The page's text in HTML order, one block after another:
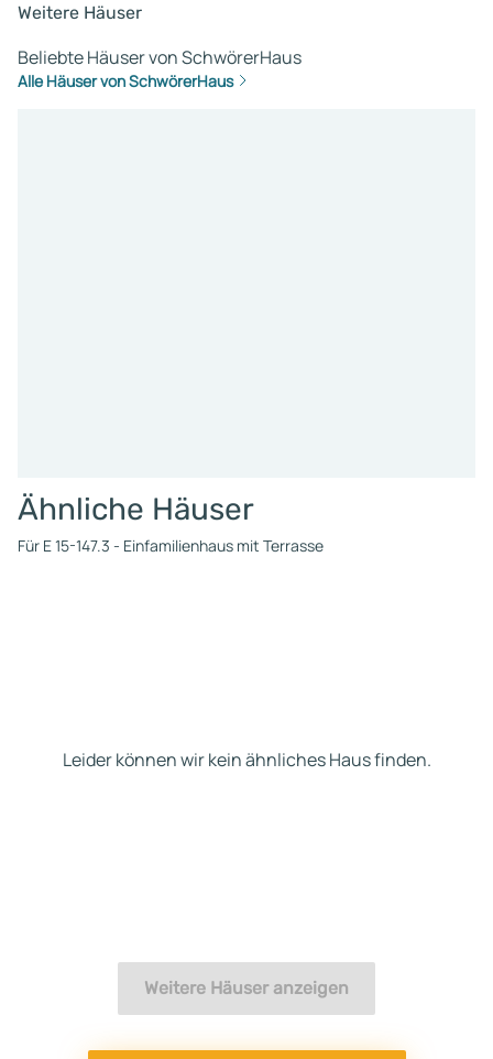
Weitere Häuser
Beliebte Häuser von SchwörerHaus
Alle Häuser von SchwörerHaus
Ähnliche Häuser
Für E 15-147.3 - Einfamilienhaus mit Terrasse
Leider können wir kein ähnliches Haus finden.
Weitere Häuser anzeigen